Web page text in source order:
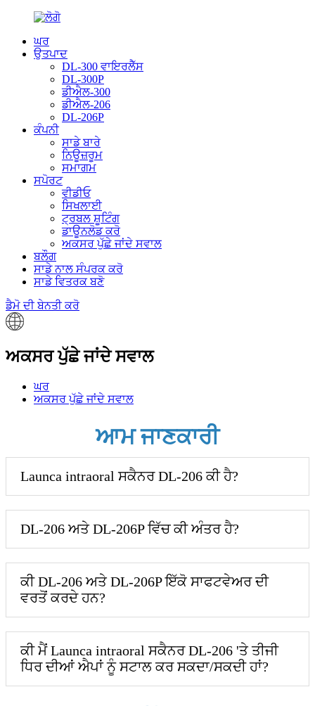
ਘਰ
ਉਤਪਾਦ
DL-300 ਵਾਇਰਲੈੱਸ
DL-300P
ਡੀਐਲ-300
ਡੀਐਲ-206
DL-206P
ਕੰਪਨੀ
ਸਾਡੇ ਬਾਰੇ
ਨਿਊਜ਼ਰੂਮ
ਸਮਾਗਮ
ਸਪੋਰਟ
ਵੀਡੀਓ
ਸਿਖਲਾਈ
ਟ੍ਰਬਲ ਸ਼ੂਟਿੰਗ
ਡਾਊਨਲੋਡ ਕਰੋ
ਅਕਸਰ ਪੁੱਛੇ ਜਾਂਦੇ ਸਵਾਲ
ਬਲੌਗ
ਸਾਡੇ ਨਾਲ ਸੰਪਰਕ ਕਰੋ
ਸਾਡੇ ਵਿਤਰਕ ਬਣੋ
ਡੈਮੋ ਦੀ ਬੇਨਤੀ ਕਰੋ
ਅਕਸਰ ਪੁੱਛੇ ਜਾਂਦੇ ਸਵਾਲ
ਘਰ
ਅਕਸਰ ਪੁੱਛੇ ਜਾਂਦੇ ਸਵਾਲ
ਆਮ ਜਾਣਕਾਰੀ
Launca intraoral ਸਕੈਨਰ DL-206 ਕੀ ਹੈ?
DL-206 ਅਤੇ DL-206P ਵਿੱਚ ਕੀ ਅੰਤਰ ਹੈ?
ਕੀ DL-206 ਅਤੇ DL-206P ਇੱਕੋ ਸਾਫਟਵੇਅਰ ਦੀ
ਵਰਤੋਂ ਕਰਦੇ ਹਨ?
ਕੀ ਮੈਂ Launca intraoral ਸਕੈਨਰ DL-206 'ਤੇ ਤੀਜੀ
ਧਿਰ ਦੀਆਂ ਐਪਾਂ ਨੂੰ ਸਟਾਲ ਕਰ ਸਕਦਾ/ਸਕਦੀ ਹਾਂ?